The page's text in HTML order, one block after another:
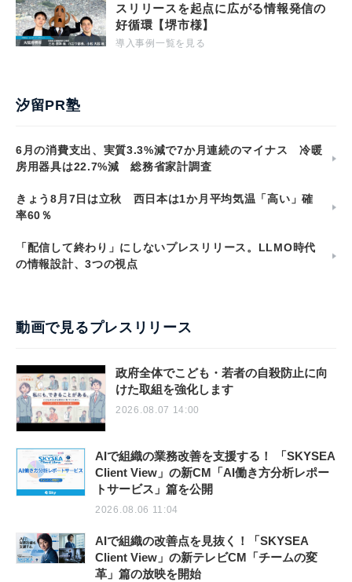
スリリースを起点に広がる情報発信の
好循環【堺市様】
導入事例一覧を見る
汐留PR塾
6月の消費支出、実質3.3%減で7か月連続のマイナス 冷暖
房用器具は22.7%減 総務省家計調査
きょう8月7日は立秋 西日本は1か月平均気温「高い」確
率60％
「配信して終わり」にしないプレスリリース。LLMO時代
の情報設計、3つの視点
動画で見るプレスリリース
政府全体でこども・若者の自殺防止に向
けた取組を強化します
2026.08.07 14:00
AIで組織の業務改善を支援する！ 「SKYSEA
Client View」の新CM「AI働き方分析レポー
トサービス」篇を公開
2026.08.06 11:04
AIで組織の改善点を見抜く！「SKYSEA
Client View」の新テレビCM「チームの変
革」篇の放映を開始